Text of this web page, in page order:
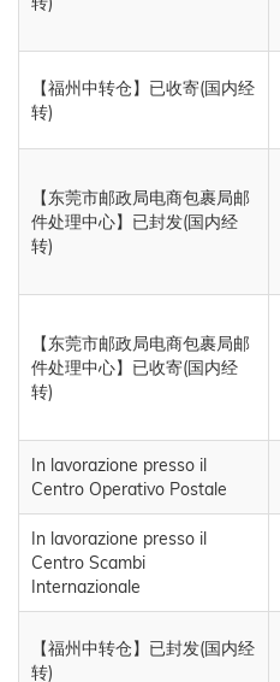
【福州中转仓】已收寄(国内经
转)
【东莞市邮政局电商包裹局邮
件处理中心】已封发(国内经
转)
【东莞市邮政局电商包裹局邮
件处理中心】已收寄(国内经
转)
In lavorazione presso il
Centro Operativo Postale
In lavorazione presso il
Centro Scambi
Internazionale
【福州中转仓】已封发(国内经
转)